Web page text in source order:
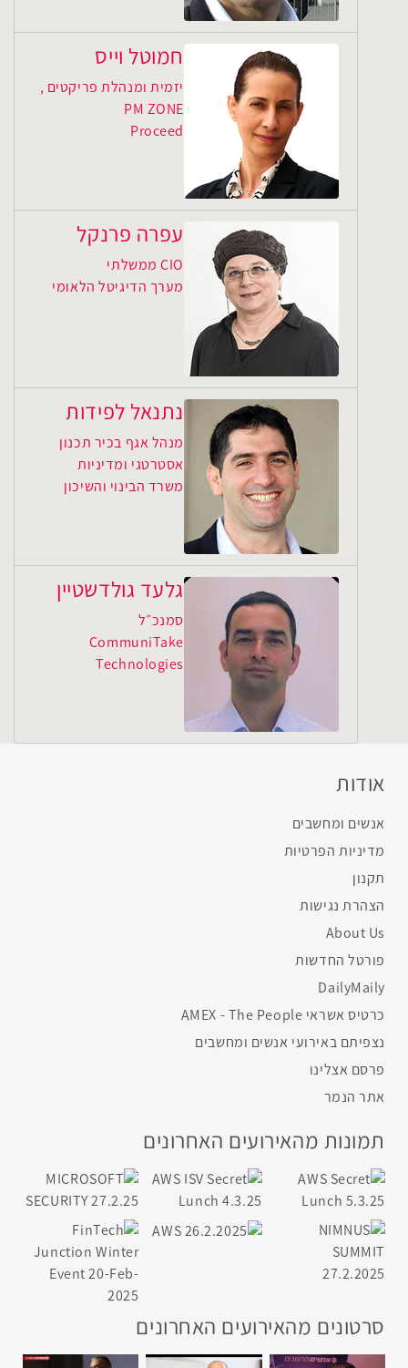
חמוטל וייס
יזמית ומנהלת פריקטים ,
PM ZONE
Proceed
עפרה פרנקל
CIO ממשלתי
מערך הדיגיטל הלאומי
נתנאל לפידות
מנהל אגף בכיר תכנון
אסטרטגי ומדיניות
משרד הבינוי והשיכון
גלעד גולדשטיין
סמנכ״ל
CommuniTake
Technologies
אודות
אנשים ומחשבים
מדיניות הפרטיות
תקנון
הצהרת נגישות
About Us
פורטל החדשות
DailyMaily
כרטיס אשראי AMEX - The People
נצפיתם באירועי אנשים ומחשבים
פרסם אצלינו
אתר הנמר
תמונות מהאירועים האחרונים
סרטונים מהאירועים האחרונים